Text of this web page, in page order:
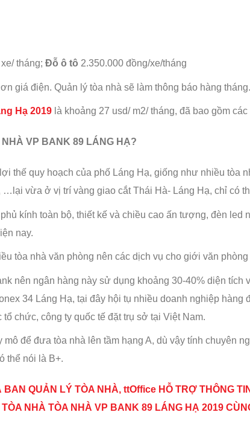
tháng; Đỗ ô tô 2.350.000 đồng/xe/tháng
giá điện. Quản lý tòa nhà sẽ làm thông báo hàng tháng.
Hạ 2019 là khoảng 27 usd/ m2/ tháng, đã bao gồm
NHÀ VP BANK 89 LÁNG HẠ?
thế quy hoạch của phố Láng Hạ, giống như nhiều tòa
vừa ở vị trí vàng giao cắt Thái Hà- Láng Hạ, chỉ có
kính toàn bộ, thiết kế và chiều cao ấn tượng, đèn led
nay.
tòa nhà văn phòng nên các dịch vụ cho giới văn
nên ngân hàng này sử dụng khoảng 30-40% diện tích
34 Láng Hạ, tại đây hội tụ nhiều doanh nghiệp hàng
chức, công ty quốc tế đặt trụ sở tại Việt Nam.
để đưa tòa nhà lên tầm hạng A, dù vậy tính chuyên
thể nói là B+.
QUẢN LÝ TÒA NHÀ, ttOffice HỖ TRỢ THÔNG
TÒA NHÀ TÒA NHÀ VP BANK 89 LÁNG HẠ 2019